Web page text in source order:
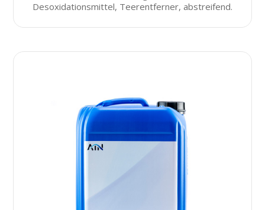
Desoxidationsmittel, Teerentferner, abstreifend.